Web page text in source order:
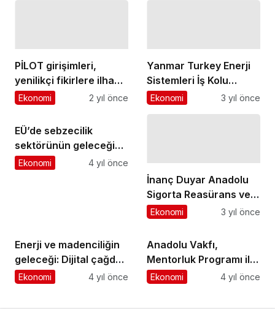
PİLOT girişimleri,
yenilikçi fikirlere ilham
veren Stanford
Ekonomi 2 yıl önce
Yanmar Turkey Enerji
Sistemleri İş Kolu
Direktörlüğü'ne
Ekonomi 3 yıl önce
EÜ’de sebzecilik
sektörünün geleceği
konuşuldu
Ekonomi 4 yıl önce
İnanç Duyar Anadolu
Sigorta Reasürans ve
Satın Alma
Ekonomi 3 yıl önce
Enerji ve madenciliğin
geleceği: Dijital çağda
üretim nasıl daha
Ekonomi 4 yıl önce
Anadolu Vakfı,
Mentorluk Programı ile
gençleri iş dünyasına
Ekonomi 4 yıl önce